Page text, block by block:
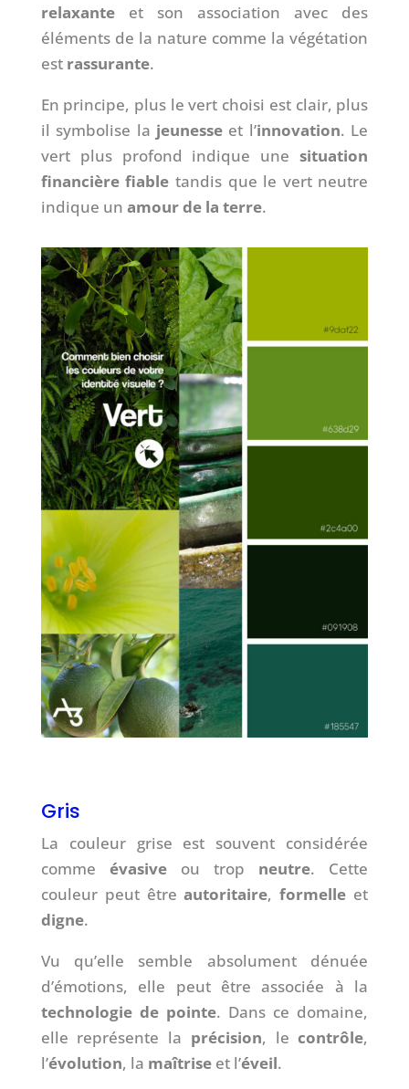
relaxanteet son association avec des
éléments de la nature comme la végétation
est rassurante.
En principe, plus le vert choisi est clair, plus
il symbolise la jeunesse et l’innovation. Le
vert plus profond indique unesituation
financière fiable tandis que le vert neutre
indique un amour de la terre.
Gris
La couleur grise est souvent considérée
comme évasiveou trop neutre. Cette
couleur peut êtreautoritaire,formelle et
digne.
Vu qu’elle semble absolument dénuée
d’émotions, elle peut être associée à la
technologie de pointe. Dans ce domaine,
elle représente la précision, lecontrôle,
l’évolution, la maîtriseet l’éveil.